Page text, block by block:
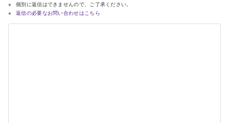
個別に返信はできませんので、ご了承ください。
返信の必要なお問い合わせはこちら